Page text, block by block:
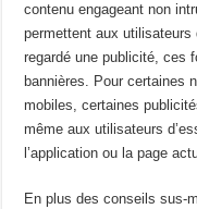
contenu engageant non
permettent aux utilisateurs
regardé une publicité, ces
bannières. Pour certaines
mobiles, certaines
même aux utilisateurs
l’application ou la page
En plus des conseils sus-